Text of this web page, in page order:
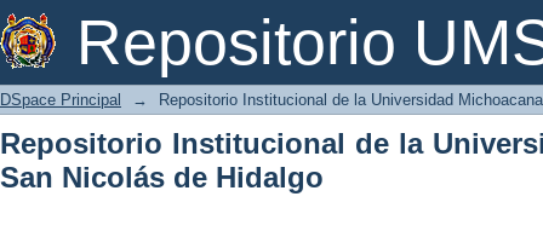
Repositorio
Repositorio Institucional de la
DSpace Principal → Repositorio Institucional de la Universidad
Repositorio Institucional de la
San Nicolás de Hidalgo